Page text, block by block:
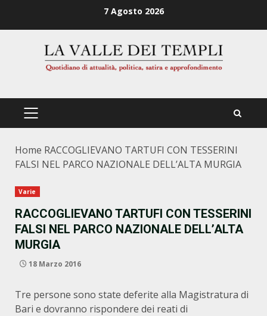
7 Agosto 2026
PRIMÄRES
Home RACCOGLIEVANO TARTUFI CON TESSERINI
FALSI NEL PARCO NAZIONALE DELL’ALTA MURGIA
Varie
RACCOGLIEVANO TARTUFI CON TESSERINI
FALSI NEL PARCO NAZIONALE DELL’ALTA
MURGIA
18 Marzo 2016
Tre persone sono state deferite alla Magistratura di
Bari e dovranno rispondere dei reati di